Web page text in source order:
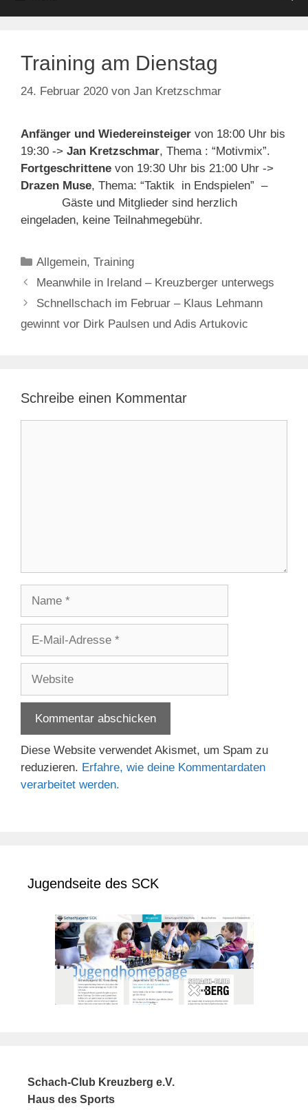
Training am Dienstag
24. Februar 2020 von Jan Kretzschmar
Anfänger und Wiedereinsteiger von 18:00 Uhr bis
19:30 -> Jan Kretzschmar, Thema : “Motivmix”.
Fortgeschrittene von 19:30 Uhr bis 21:00 Uhr ->
Drazen Muse, Thema: “Taktik in Endspielen” –
Gäste und Mitglieder sind herzlich
eingeladen, keine Teilnahmegebühr.
Kategorien
Allgemein,Training
Meanwhile in Ireland – Kreuzberger unterwegs
Schnellschach im Februar – Klaus Lehmann
gewinnt vor Dirk Paulsen und Adis Artukovic
Schreibe einen Kommentar
Adresse
Diese Website verwendet Akismet, um Spam zu
reduzieren. Erfahre, wie deine Kommentardaten
verarbeitet werden.
Jugendseite des SCK
Schach-Club Kreuzberg e.V.
Haus des Sports